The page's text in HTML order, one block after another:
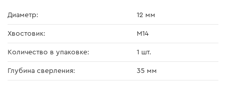
Диаметр: 12 мм
Хвостовик: М14
Количество в упаковке: 1 шт.
Глубина сверления: 35 мм